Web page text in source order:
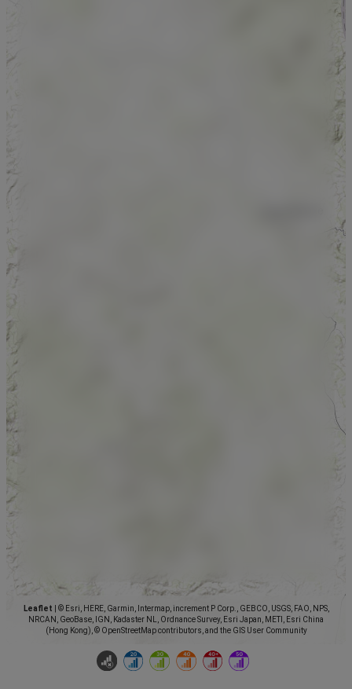
Leaflet
© Esri, HERE, Garmin, Intermap, increment P Corp., GEBCO, USGS, FAO, NPS,
NRCAN, GeoBase, IGN, Kadaster NL, Ordnance Survey, Esri Japan, METI, Esri China
(Hong Kong), © OpenStreetMap contributors, and the GIS User Community